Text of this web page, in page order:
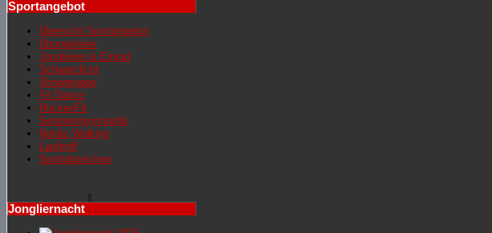
Sportangebot
Übersicht Sportangebot
Übungsleiter
Jonglieren & Einrad
Schwarzlicht
Showgruppe
Fit Dance
RückenFit
Seniorengymnastik
Nordic Walking
Lauftreff
Sportabzeichen
Jongliernacht